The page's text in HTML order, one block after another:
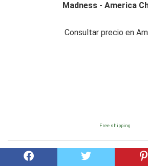
Madness - America
Consultar precio en
Free shipping